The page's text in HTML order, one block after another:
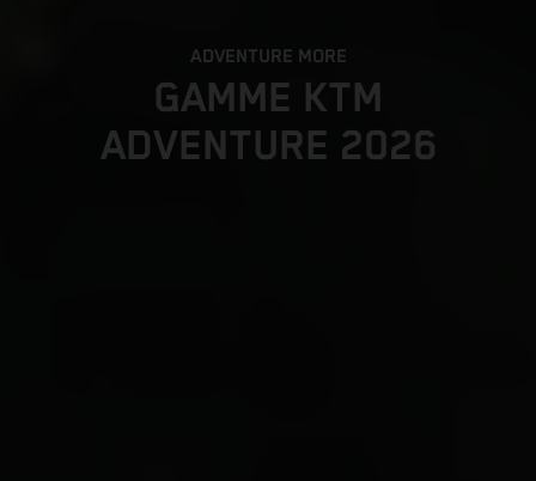
ADVENTURE MORE
GAMME KTM
ADVENTURE 2026